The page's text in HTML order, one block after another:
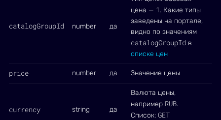
catalogGroupId number да
цена — 1 . Какие типы
заведены на портале,
видно по значениям
catalogGroupId в
списке цен
price number да Значение цены
currency string да
Валюта цены,
например RUB.
Список: GET